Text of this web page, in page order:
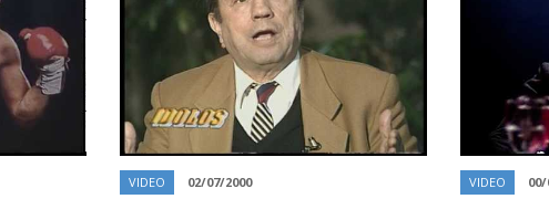
VIDEO 02/07/2000 VIDEO